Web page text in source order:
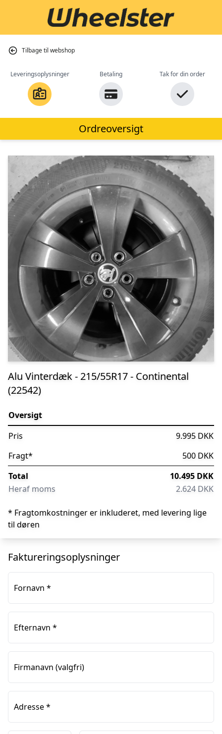
Tilbage til webshop
Leveringsoplysninger Betaling Tak for din order
Ordreoversigt
Alu Vinterdæk - 215/55R17 - Continental
(22542)
Oversigt
Pris
9.995 DKK
Fragt*
500 DKK
Total
10.495 DKK
Heraf moms
2.624 DKK
* Fragtomkostninger er inkluderet, med levering lige
til døren
Faktureringsoplysninger
Fornavn *
Efternavn *
Firmanavn (valgfri)
Adresse*